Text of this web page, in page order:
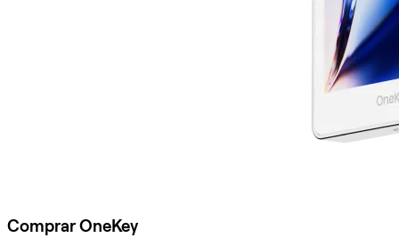
Comprar OneKey